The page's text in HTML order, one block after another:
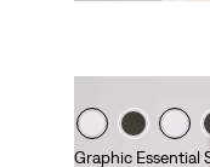
Graphic Essential